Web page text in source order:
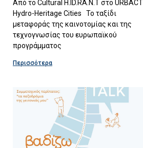
Από το Cultural H.ID.RA.N.T στο URBACT
Hydro-Heritage Cities Το ταξίδι
μεταφοράς της καινοτομίας και της
τεχνογνωσίας του ευρωπαϊκού
προγράμματος
Περισσότερα